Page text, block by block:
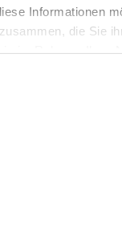
Informationen
die Sie